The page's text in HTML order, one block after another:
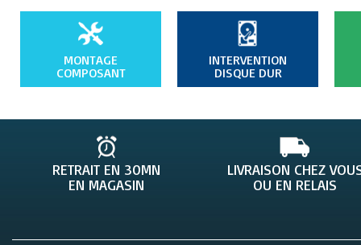
MONTAGE
COMPOSANT
INTERVENTION
DISQUE DUR
RETRAIT EN 30MN
EN MAGASIN
LIVRAISON CHEZ
OU EN RELAIS